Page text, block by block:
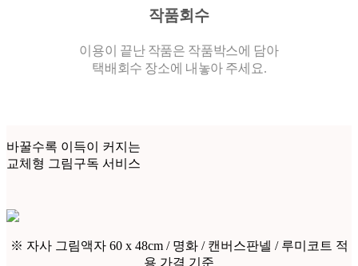
작품회수
이용이 끝난 작품은 작품박스에 담아
택배회수 장소에 내놓아 주세요.
바꿀수록 이득이 커지는
교체형 그림구독 서비스
※ 자사 그림액자 60 x 48cm / 명화 / 캔버스판넬 / 루미코트 적
용 가격 기준